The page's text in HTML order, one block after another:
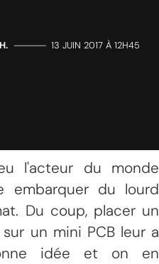
————— 13 JUIN 2017 À 12H45
l'acteur du monde
embarquer du lourd
Du coup, placer un
un mini PCB leur a
idée et on en